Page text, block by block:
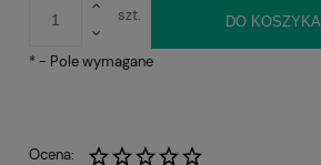
szt. DO KOSZYKA
*- Pole wymagane
Ocena: